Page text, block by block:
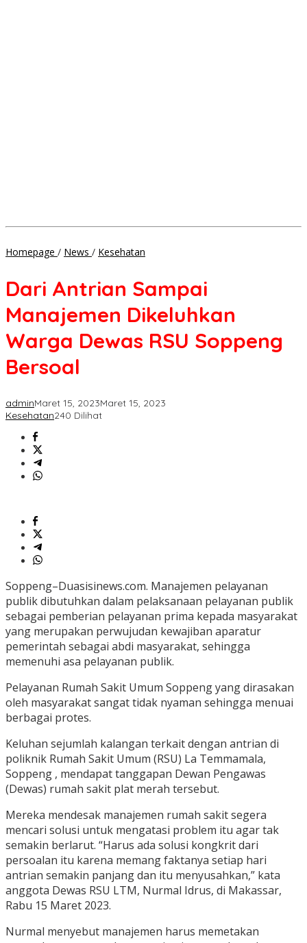
Homepage / News / Kesehatan
Manajemen
Dikeluhkan
Warga
RSU
Dari Antrian Sampai
Manajemen Dikeluhkan
Warga Dewas RSU Soppeng
Bersoal
adminMaret 15, 2023Maret 15, 2023
Kesehatan240 Dilihat
Soppeng–Duasisinews.com. Manajemen pelayanan
publik dibutuhkan dalam pelaksanaan pelayanan publik
sebagai pemberian pelayanan prima kepada masyarakat
yang merupakan perwujudan kewajiban aparatur
pemerintah sebagai abdi masyarakat, sehingga
memenuhi asa pelayanan publik.
Pelayanan Rumah Sakit Umum Soppeng yang dirasakan
oleh masyarakat sangat tidak nyaman sehingga menuai
berbagai protes.
Keluhan sejumlah kalangan terkait dengan antrian di
poliknik Rumah Sakit Umum (RSU) La Temmamala,
Soppeng , mendapat tanggapan Dewan Pengawas
(Dewas) rumah sakit plat merah tersebut.
Mereka mendesak manajemen rumah sakit segera
mencari solusi untuk mengatasi problem itu agar tak
semakin berlarut. “Harus ada solusi kongkrit dari
persoalan itu karena memang faktanya setiap hari
antrian semakin panjang dan itu menyusahkan,” kata
anggota Dewas RSU LTM, Nurmal Idrus, di Makassar,
Rabu 15 Maret 2023.
Nurmal menyebut manajemen harus memetakan